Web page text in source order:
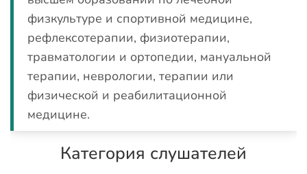
физкультуре и спортивной медицине,
рефлексотерапии, физиотерапии,
травматологии и ортопедии, мануальной
терапии, неврологии, терапии или
физической и реабилитационной
медицине.
Категория слушателей